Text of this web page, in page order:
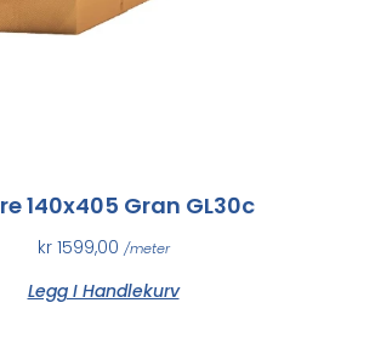
140x405 Gran GL30c
kr1599,00 /meter
Legg I Handlekurv